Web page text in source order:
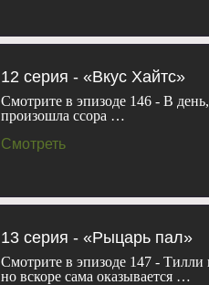
12 серия - «Вкус Хайтс»
Смотрите в эпизоде 146 - В
произошла ссора …
Смотреть
13 серия - «Рыцарь пал»
Смотрите в эпизоде 147 - Тилли
но вскоре сама оказывается …